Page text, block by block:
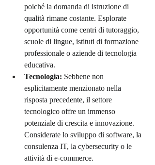
poiché la domanda di istruzione di
qualità rimane costante. Esplorate
opportunità come centri di tutoraggio,
scuole di lingue, istituti di formazione
professionale o aziende di tecnologia
educativa.
Tecnologia: Sebbene non
esplicitamente menzionato nella
risposta precedente, il settore
tecnologico offre un immenso
potenziale di crescita e innovazione.
Considerate lo sviluppo di software, la
consulenza IT, la cybersecurity o le
attività di e-commerce.